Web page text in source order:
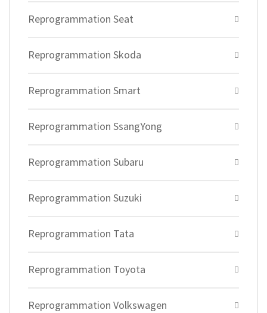
Reprogrammation Seat
Reprogrammation Skoda
Reprogrammation Smart
Reprogrammation SsangYong
Reprogrammation Subaru
Reprogrammation Suzuki
Reprogrammation Tata
Reprogrammation Toyota
Reprogrammation Volkswagen